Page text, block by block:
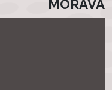
MORAVA